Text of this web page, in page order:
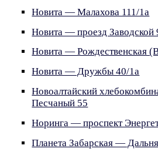
Новита — Малахова 111/1а
Новита — проезд Заводской
Новита — Рождественская
Новита — Дружбы 40/1а
Новоалтайский
Песчаный 55
Норинга — проспект
Планета Забарская —